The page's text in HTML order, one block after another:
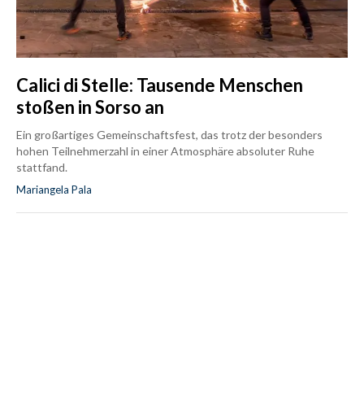
Calici di Stelle: Tausende Menschen
stoßen in Sorso an
Ein großartiges Gemeinschaftsfest, das trotz der besonders
hohen Teilnehmerzahl in einer Atmosphäre absoluter Ruhe
stattfand.
Mariangela Pala